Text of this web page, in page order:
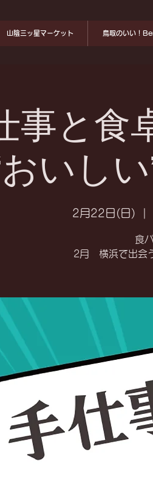
山陰三ッ星マーケット 鳥取のいい！
事と
おいし
2月22日(日)
食
2月 横浜で出会